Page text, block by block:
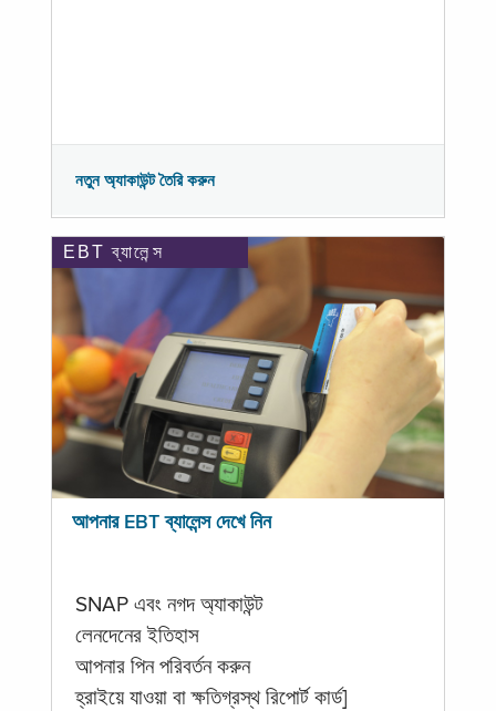
নতুন অ্যাকাউন্ট তৈরি করুন
EBT ব্যালেন্স
আপনার EBT ব্যালেন্স দেখে নিন
SNAP এবং নগদ অ্যাকাউন্ট
লেনদেনের ইতিহাস
আপনার পিন পরিবর্তন করুন
হ্রাইয়ে যাওয়া বা ক্ষতিগ্রস্থ রিপোর্ট কার্ড]